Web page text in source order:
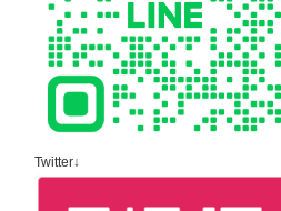
Twitter↓